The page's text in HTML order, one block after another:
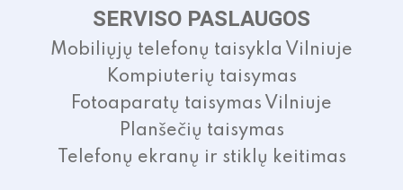
SERVISO PASLAUGOS
Mobiliųjų telefonų taisykla Vilniuje
Kompiuterių taisymas
Fotoaparatų taisymas Vilniuje
Planšečių taisymas
Telefonų ekranų ir stiklų keitimas